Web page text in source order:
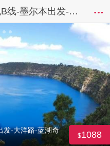
XL澳洲最美公路3天2晚B线-墨尔本出发-大洋路-蓝湖奇景之旅巴士团
发-大洋路-蓝湖奇
1088